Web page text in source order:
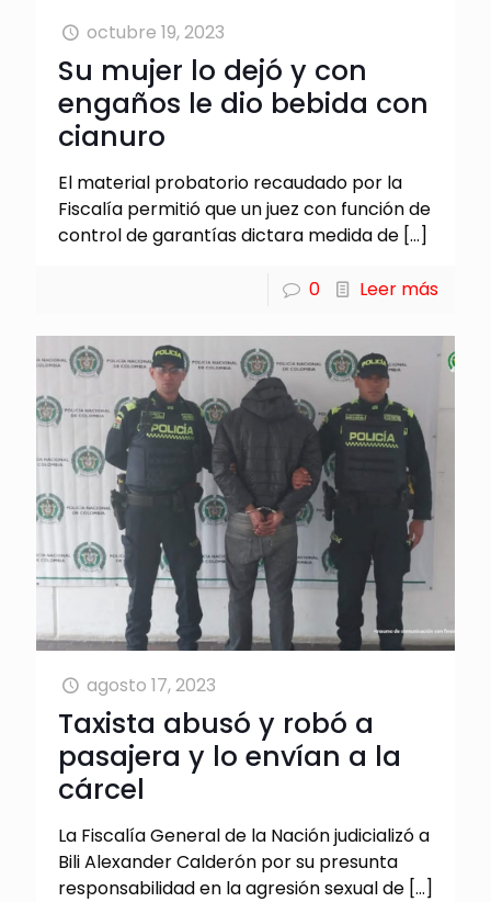
octubre 19, 2023
Su mujer lo dejó y con
engaños le dio bebida con
cianuro
El material probatorio recaudado por la
Fiscalía permitió que un juez con función de
control de garantías dictara medida de […]
0 Leer más
agosto 17, 2023
Taxista abusó y robó a
pasajera y lo envían a la
cárcel
La Fiscalía General de la Nación judicializó a
Bili Alexander Calderón por su presunta
responsabilidad en la agresión sexual de […]